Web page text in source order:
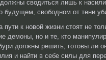
сводиться лишь к
будущем, свободном от тени
пути к новой жизни стоят не
демоны, но и те, кто
должны решить, готовы ли
и найти в себе силы для